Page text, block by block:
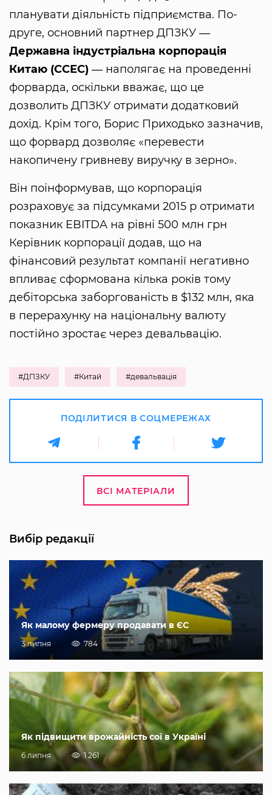
планувати діяльність підприємства. По-
друге, основний партнер ДПЗКУ ―
Державна індустріальна корпорація
Китаю (ССЕС) ― наполягає на проведенні
форварда, оскільки вважає, що це
дозволить ДПЗКУ отримати додатковий
дохід. Крім того, Борис Приходько зазначив,
що форвард дозволяє «перевести
накопичену гривневу виручку в зерно».
Він поінформував, що корпорація
розраховує за підсумками 2015 р отримати
показник EBITDA на рівні 500 млн грн
Керівник корпорації додав, що на
фінансовий результат компанії негативно
впливає сформована кілька років тому
дебіторська заборгованість в $132 млн, яка
в перерахунку на національну валюту
постійно зростає через девальвацію.
#ДПЗКУ #Китай #девальвація
ПОДІЛИТИСЯ В СОЦМЕРЕЖАХ
ВСІ МАТЕРІАЛИ
Вибір редакції
Як малому фермеру продавати в ЄС
3 липня 784
Як підвищити врожайність сої в Україні
6 липня 1 261